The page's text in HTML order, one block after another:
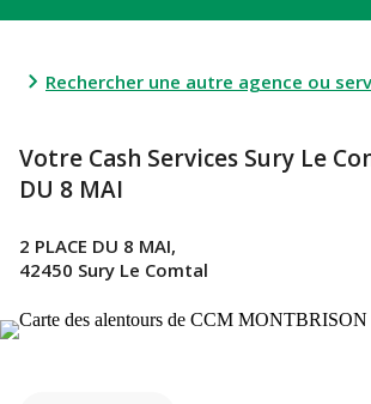
Rechercher une autre agence ou
Votre Cash Services Sury Le
DU 8 MAI
2 PLACE DU 8 MAI,
42450 Sury Le Comtal